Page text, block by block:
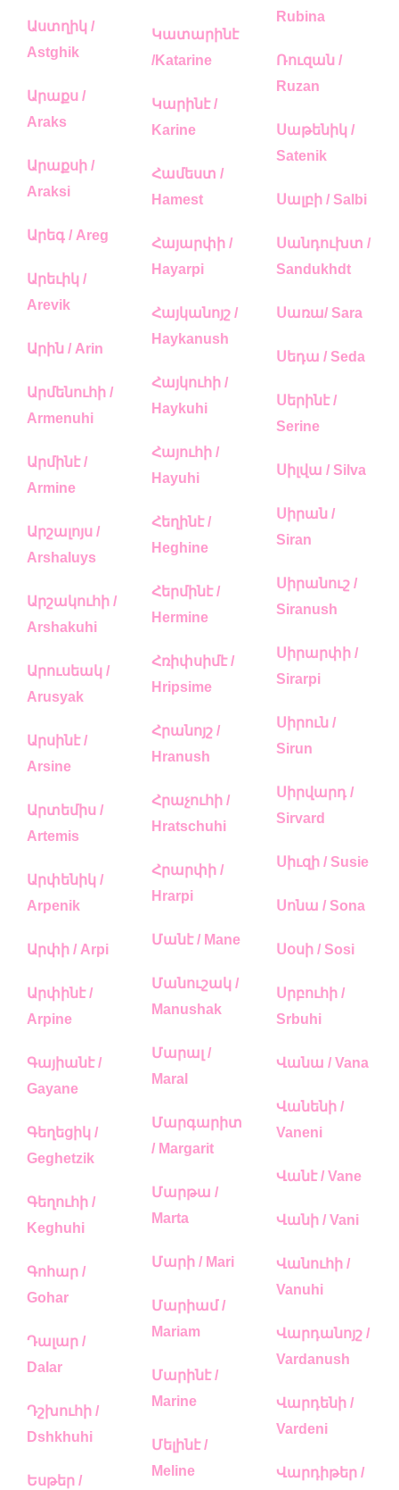
Աստղիկ /
Astghik
Արաքս /
Araks
Արաքսի /
Araksi
Արեգ / Areg
Արեւիկ /
Arevik
Արին / Arin
Արմենուհի /
Armenuhi
Արմինէ /
Armine
Արշալոյս /
Arshaluys
Արշակուհի /
Arshakuhi
Արուսեակ /
Arusyak
Արսինէ /
Arsine
Արտեմիս /
Artemis
Արփենիկ /
Arpenik
Արփի / Arpi
Արփինէ /
Arpine
Գայիանէ /
Gayane
Գեղեցիկ /
Geghetzik
Գեղուհի /
Keghuhi
Գոհար /
Gohar
Դալար /
Dalar
Դշխուհի /
Dshkhuhi
Եսթեր /
Կատարինէ
/Katarine
Կարինէ /
Karine
Համեստ /
Hamest
Հայարփի /
Hayarpi
Հայկանոյշ /
Haykanush
Հայկուհի /
Haykuhi
Հայուհի /
Hayuhi
Հեղինէ /
Heghine
Հերմինէ /
Hermine
Հռիփսիմէ /
Hripsime
Հրանոյշ /
Hranush
Հրաչուհի /
Hratschuhi
Հրարփի /
Hrarpi
Մանէ / Mane
Մանուշակ /
Manushak
Մարալ /
Maral
Մարգարիտ
/ Margarit
Մարթա /
Marta
Մարի / Mari
Մարիամ /
Mariam
Մարինէ /
Marine
Մելինէ /
Meline
Rubina
Ռուզան /
Ruzan
Սաթենիկ /
Satenik
Սալբի / Salbi
Սանդուխտ /
Sandukhdt
Սառա/ Sara
Սեդա / Seda
Սերինէ /
Serine
Սիլվա / Silva
Սիրան /
Siran
Սիրանուշ /
Siranush
Սիրարփի /
Sirarpi
Սիրուն /
Sirun
Սիրվարդ /
Sirvard
Սիւզի / Susie
Սոնա / Sona
Սօսի / Sosi
Սրբուհի /
Srbuhi
Վանա / Vana
Վանենի /
Vaneni
Վանէ / Vane
Վանի / Vani
Վանուհի /
Vanuhi
Վարդանոյշ /
Vardanush
Վարդենի /
Vardeni
Վարդիթեր /